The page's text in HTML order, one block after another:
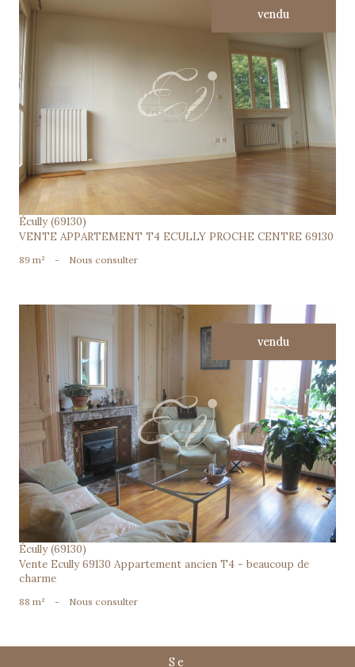
vendu
voir le bien
Écully (69130)
VENTE APPARTEMENT T4 ECULLY PROCHE CENTRE 69130
89 m² - Nous consulter
vendu
voir le bien
Écully (69130)
Vente Ecully 69130 Appartement ancien T4 - beaucoup de
charme
88 m² - Nous consulter
se